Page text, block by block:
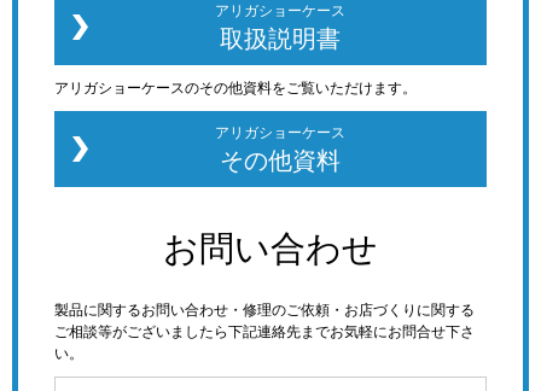
アリガショーケース
取扱説明書
アリガショーケースのその他資料をご覧いただけます。
アリガショーケース
その他資料
お問い合わせ
製品に関するお問い合わせ・修理のご依頼・お店づくりに関する
ご相談等がございましたら下記連絡先までお気軽にお問合せ下さ
い。